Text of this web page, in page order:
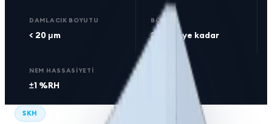
DAMLACIK BOYUTU
< 20 μm
BÖLGE
3 bölgeye kadar
NEM HASSASIYETI
±1 %RH
SKH